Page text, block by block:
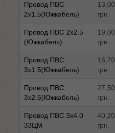
Провод ПВС
2x1.5(Южкабель)
13,00
грн.
Провод ПВС 2x2.5
(Южкабель)
19,00
грн.
Провод ПВС
3x1.5(Южкабель)
16,70
грн.
Провод ПВС
3x2.5(Южкабель)
27,50
грн.
Провод ПВС 3x4.0
33ЦМ
40,20
грн.